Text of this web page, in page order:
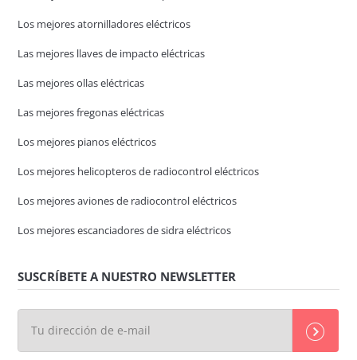
Los mejores atornilladores eléctricos
Las mejores llaves de impacto eléctricas
Las mejores ollas eléctricas
Las mejores fregonas eléctricas
Los mejores pianos eléctricos
Los mejores helicopteros de radiocontrol eléctricos
Los mejores aviones de radiocontrol eléctricos
Los mejores escanciadores de sidra eléctricos
SUSCRÍBETE A NUESTRO NEWSLETTER